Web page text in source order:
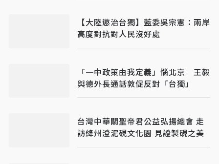
【大陸懲治台獨】藍委吳宗憲：兩岸
高度對抗對人民沒好處
「一中政策由我定義」惱北京 王毅
與德外長通話敦促反對「台獨」
台灣中華關聖帝君公益弘揚總會 走
訪絳州澄泥硯文化園 見證製硯之美